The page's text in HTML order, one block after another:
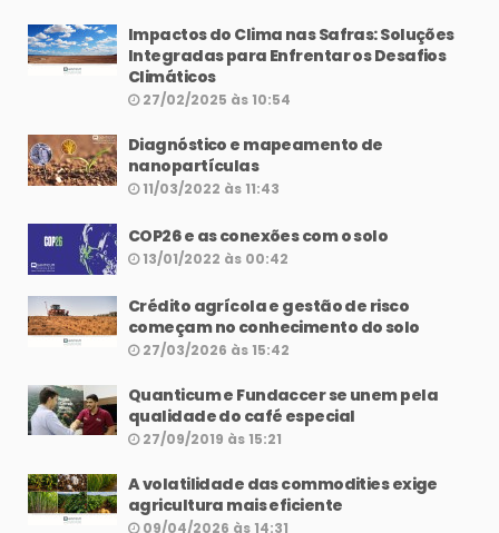
Impactos do Clima nas Safras: Soluções
Integradas para Enfrentar os Desafios
Climáticos
27/02/2025 às 10:54
Diagnóstico e mapeamento de
nanopartículas
11/03/2022 às 11:43
COP26 e as conexões com o solo
13/01/2022 às 00:42
Crédito agrícola e gestão de risco
começam no conhecimento do solo
27/03/2026 às 15:42
Quanticum e Fundaccer se unem pela
qualidade do café especial
27/09/2019 às 15:21
A volatilidade das commodities exige
agricultura mais eficiente
09/04/2026 às 14:31